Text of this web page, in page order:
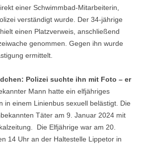
einer Schwimmbad-Mitarbeiterin,
verständigt wurde. Der 34-jährige
einen Platzverweis, anschließend
genommen. Gegen ihn wurde
ermittelt.
Polizei suchte ihn mit Foto – er
Mann hatte ein elfjähriges
in einem Linienbus sexuell belästigt. Die
Täter am 9. Januar 2024 mit
Die Elfjährige war am 20.
14 Uhr an der Haltestelle Lippetor in